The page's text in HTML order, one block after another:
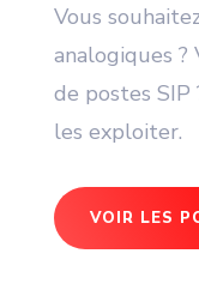
Vous
analogiques ?
de postes
les exploiter.
VOIR LES